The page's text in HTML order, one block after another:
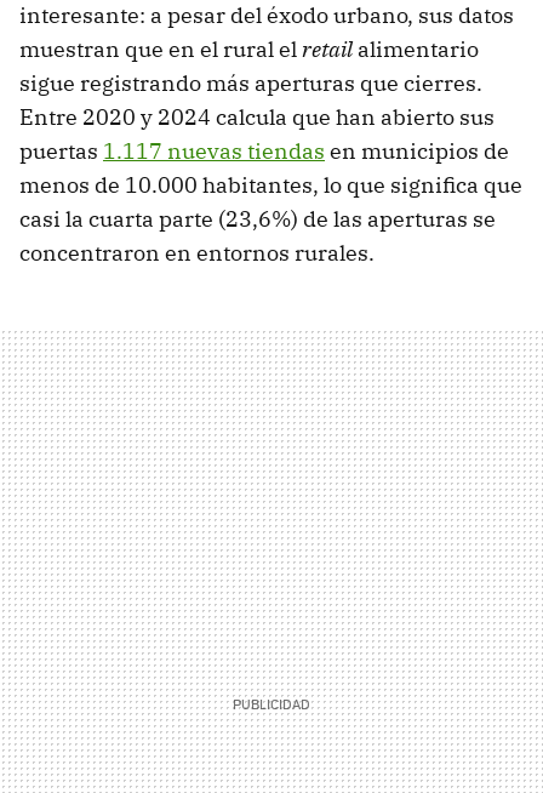
interesante: a pesar del éxodo urbano, sus datos
muestran que en el rural elretailalimentario
sigue registrando más aperturas que cierres.
Entre 2020 y 2024 calcula que han abierto sus
puertas 1.117 nuevas tiendas en municipios de
menos de 10.000 habitantes, lo que significa que
casi la cuarta parte (23,6%) de las aperturas se
concentraron en entornos rurales.